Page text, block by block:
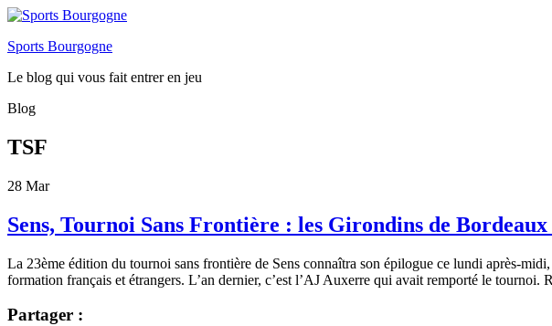
Sports Bourgogne
Le blog qui vous fait entrer en jeu
Blog
TSF
28 Mar
Sens, Tournoi Sans Frontière : les Girondins de
La 23ème édition du tournoi sans frontière de Sens connaîtra son épilogue ce lundi après-
formation français et étrangers. L’an dernier, c’est l’AJ Auxerre qui avait remporté le tournoi.
Partager :